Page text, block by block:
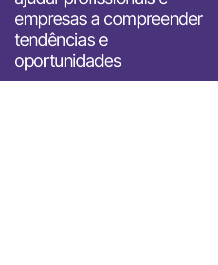
empresas a compreender
tendências e
oportunidades